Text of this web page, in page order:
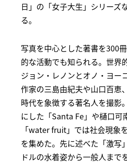
日」の「女子大生」シリーズ
る。
写真を中心とした著書を300
的な活動でも知られる。世界
ジョン・レノンとオノ・ヨー
作家の三島由紀夫や山口百恵
時代を象徴する著名人を撮影
にした「Santa Fe」や樋口可
「water fruit」では社会現象
を集めた。先に述べた「激写
ドルの水着姿から一般人まで